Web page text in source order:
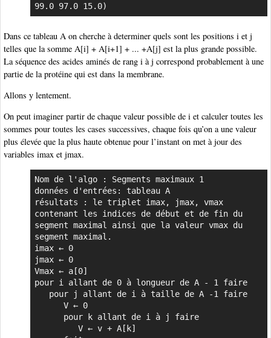
99.0 97.0 15.0)
Dans ce tableau A on cherche à determiner quels sont les positions i et j
telles que la somme A[i] + A[i+1] + ... +A[j] est la plus grande possible.
La séquence des acides aminés de rang i à j correspond probablement à une
partie de la protéine qui est dans la membrane.
Allons y lentement.
On peut imaginer partir de chaque valeur possible de i et calculer toutes les
sommes pour toutes les cases successives, chaque fois qu’on a une valeur
plus élevée que la plus haute obtenue pour l’instant on met à jour des
variables imax et jmax.
Nom de l'algo : Segments maximaux 1
données d'entrées: tableau A
résultats : le triplet imax, jmax, vmax
contenant les indices de début et de fin du
segment maximal ainsi que la valeur vmax du
segment maximal.
imax ← 0
jmax ← 0
Vmax ← a[0]
pour i allant de 0 à longueur de A - 1 faire